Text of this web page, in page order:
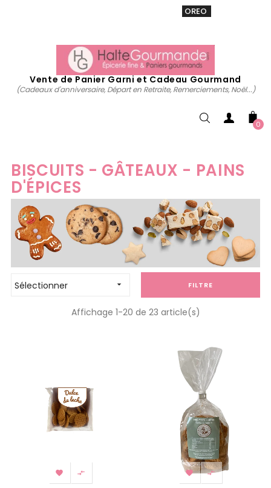
OREO
Vente de Panier Garni et Cadeau Gourmand
(Cadeaux d'anniversaire, Départ en Retraite, Remerciements, Noël...)
0
BISCUITS - GÂTEAUX - PAINS
D'ÉPICES
Sélectionner  FILTRE
Affichage 1-20 de 23 article(s)
   